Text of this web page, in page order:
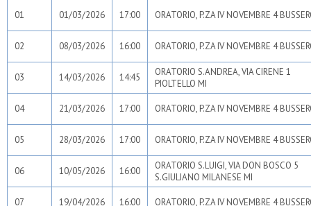
01 01/03/2026 17:00 ORATORIO, P.ZA IV NOVEMBRE 4
02 08/03/2026 16:00 ORATORIO, P.ZA IV NOVEMBRE 4
03 14/03/2026 14:45
ORATORIO S.ANDREA, VIA CIRENE 1
PIOLTELLO MI
04 21/03/2026 17:00 ORATORIO, P.ZA IV NOVEMBRE 4
05 28/03/2026 17:00 ORATORIO, P.ZA IV NOVEMBRE 4
06 10/05/2026 16:00
ORATORIO S.LUIGI, VIA DON BOSCO 5
S.GIULIANO MILANESE MI
07 19/04/2026 16:00 ORATORIO, P.ZA IV NOVEMBRE 4